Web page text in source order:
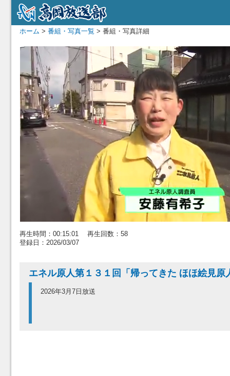
ホーム > 番組・写真一覧 > 番組・写真詳細
再生時間：00:15:01 再生回数：58
登録日：2026/03/07
エネル原人第１３１回「帰ってきた ほほ絵見原
2026年3月7日放送